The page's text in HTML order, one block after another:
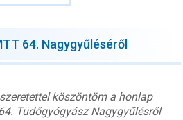
64. Nagygyűléséről
köszöntöm a honlap
Tüdőgyógyász Nagygyűlésről